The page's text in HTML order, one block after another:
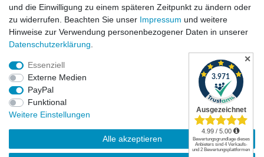
Widerrufsrecht Impressum|
Kontakt
und die Einwilligung zu einem späteren Zeitpunkt zu ändern oder
zu widerrufen. Beachten Sie unser Impressum und weitere
Hinweise zur Verwendung personenbezogener Daten in unserer
Daten­schutz­erklärung
Essenziell
Externe Medien
PayPal
Funktional
Weitere Einstellungen
Alle akzeptieren
✕